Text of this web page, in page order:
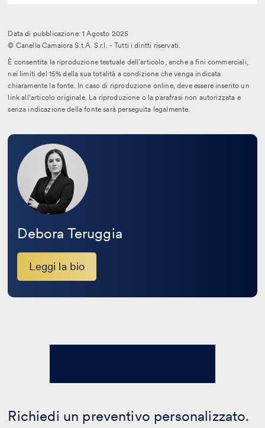
Data di pubblicazione: 1 Agosto 2025
© Canella Camaiora S.t.A. S.r.l. - Tutti i diritti riservati.
È consentita la riproduzione testuale dell’articolo, anche a fini commerciali,
nei limiti del 15% della sua totalità a condizione che venga indicata
chiaramente la fonte. In caso di riproduzione online, deve essere inserito un
link all’articolo originale. La riproduzione o la parafrasi non autorizzata e
senza indicazione della fonte sarà perseguita legalmente.
Debora Teruggia
Leggi la bio
Leggi
bio
Richiedi un preventivo personalizzato.